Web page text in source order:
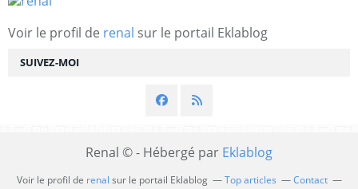
SUIVEZ-MOI
Voir le profil de renal sur le portail Eklablog
Renal © - Hébergé par Eklablog
Voir le profil de renal sur le portail Eklablog Top articles
Contact